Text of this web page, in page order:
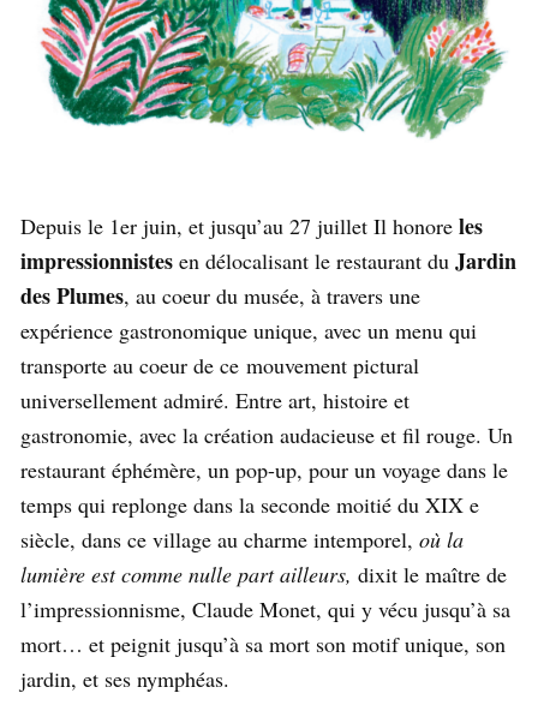
Depuis le 1er juin, et jusqu’au 27 juillet Il honore les
impressionnistes en délocalisant le restaurant du Jardin
des Plumes, au coeur du musée, à travers une
expérience gastronomique unique, avec un menu qui
transporte au coeur de ce mouvement pictural
universellement admiré. Entre art, histoire et
gastronomie, avec la création audacieuse et fil rouge. Un
restaurant éphémère, un pop-up, pour un voyage dans le
temps qui replonge dans la seconde moitié du XIX e
siècle, dans ce village au charme intemporel, où la
lumière est comme nulle part ailleurs, dixit le maître de
l’impressionnisme, Claude Monet, qui y vécu jusqu’à sa
mort… et peignit jusqu’à sa mort son motif unique, son
jardin, et ses nymphéas.